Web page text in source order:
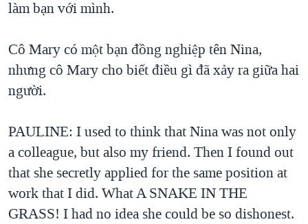
làm bạn với mình.
Cô Mary có một bạn đồng nghiệp tên Nina,
nhưng cô Mary cho biết điều gì đã xảy ra giữa hai
người.
PAULINE: I used to think that Nina was not only
a colleague, but also my friend. Then I found out
that she secretly applied for the same position at
work that I did. What A SNAKE IN THE
GRASS! I had no idea she could be so dishonest.